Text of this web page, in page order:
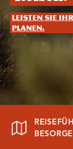
Leisten Sie
planen.